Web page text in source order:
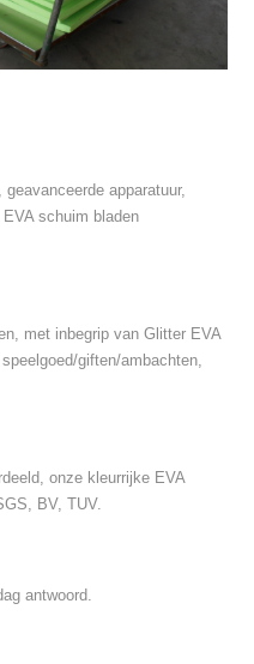
apparatuur,
schuim bladen
met inbegrip van Glitter EVA
giften/ambachten,
onze kleurrijke EVA
BV, TUV.
antwoord.